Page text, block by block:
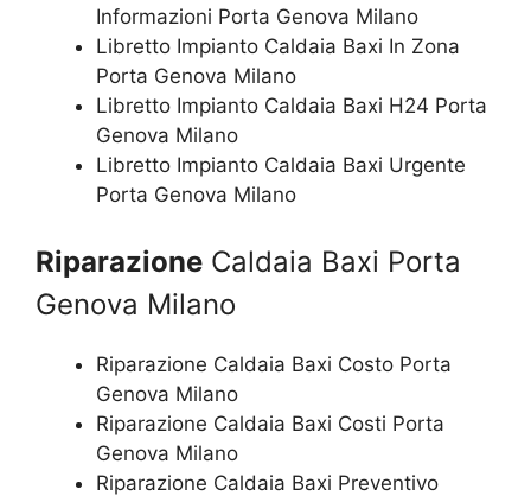
Informazioni Porta Genova Milano
Libretto Impianto Caldaia Baxi In Zona
Porta Genova Milano
Libretto Impianto Caldaia Baxi H24 Porta
Genova Milano
Libretto Impianto Caldaia Baxi Urgente
Porta Genova Milano
Riparazione Caldaia Baxi Porta
Genova Milano
Riparazione Caldaia Baxi Costo Porta
Genova Milano
Riparazione Caldaia Baxi Costi Porta
Genova Milano
Riparazione Caldaia Baxi Preventivo